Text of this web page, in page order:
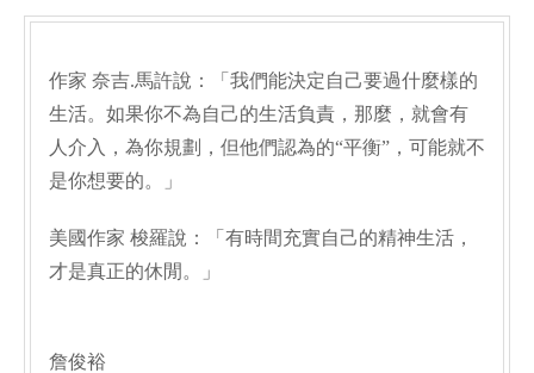
作家 奈吉.馬許說：「我們能決定自己要過什麼樣的
生活。如果你不為自己的生活負責，那麼，就會有
人介入，為你規劃，但他們認為的“平衡”，可能就不
是你想要的。」
美國作家 梭羅說：「有時間充實自己的精神生活，
才是真正的休閒。」
詹俊裕